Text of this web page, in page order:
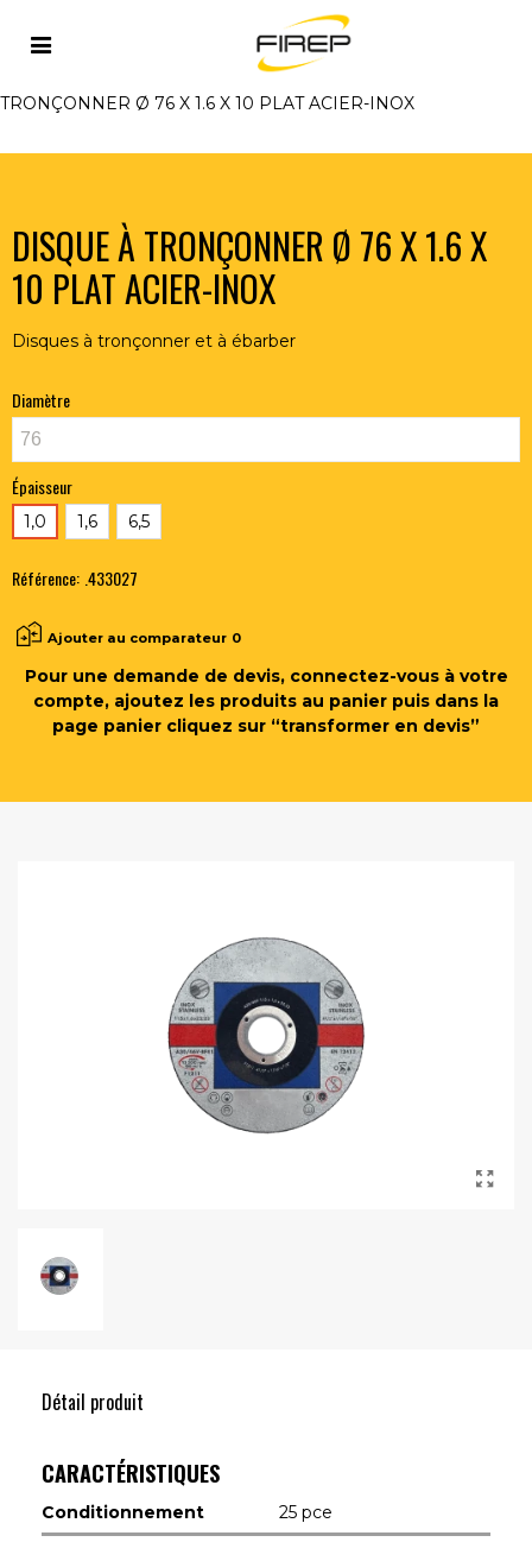
Accueil OUTILLAGE DU SOUDEUR >
DISQUES A TRONCONNER - EBARBER
TRONÇONNER Ø 76 X 1.6 X 10 PLAT ACIER-INOX
DISQUE À TRONÇONNER Ø 76 X 1.6 X
10 PLAT ACIER-INOX
Disques à tronçonner et à ébarber
Diamètre
Épaisseur
1,0 1,6 6,5
Référence: .433027
Ajouter au comparateur 0
Pour une demande de devis, connectez-vous à votre
compte, ajoutez les produits au panier puis dans la
page panier cliquez sur “transformer en devis”
Détail produit
CARACTÉRISTIQUES
Conditionnement
25 pce